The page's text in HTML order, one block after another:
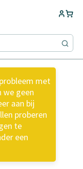
met
we geen
aan bij
proberen
te
een